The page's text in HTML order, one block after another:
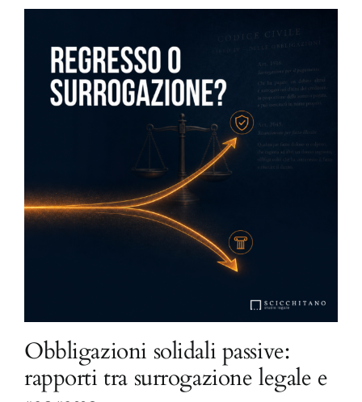
Obbligazioni solidali passive:
rapporti tra surrogazione legale e